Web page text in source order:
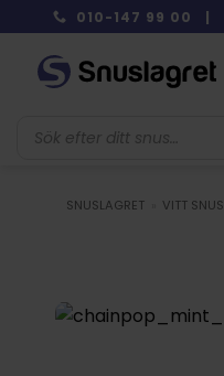
to
content
010-147 99 00 |
SNUSLAGRET VITT SNUS